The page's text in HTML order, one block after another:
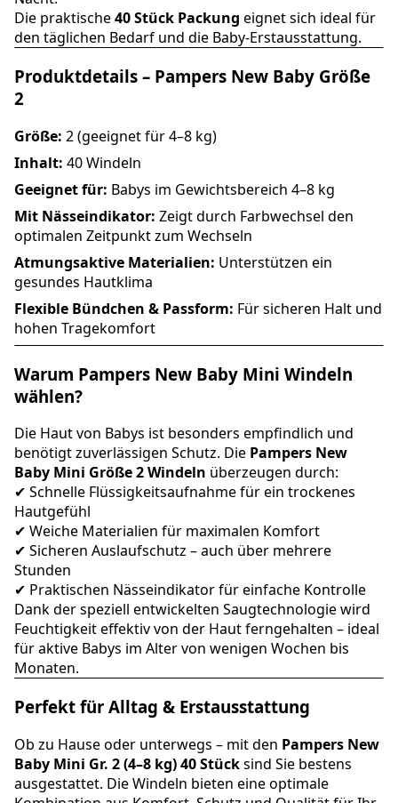
Die praktische40 Stück Packung eignet sich ideal für
den täglichen Bedarf und die Baby-Erstausstattung.
Produktdetails – Pampers New Baby Größe
2
Größe: 2 (geeignet für 4–8 kg)
Inhalt: 40 Windeln
Geeignet für: Babys im Gewichtsbereich 4–8 kg
Mit Nässeindikator: Zeigt durch Farbwechsel den
optimalen Zeitpunkt zum Wechseln
Atmungsaktive Materialien: Unterstützen ein
gesundes Hautklima
Flexible Bündchen & Passform: Für sicheren Halt und
hohen Tragekomfort
Warum Pampers New Baby Mini Windeln
wählen?
Die Haut von Babys ist besonders empfindlich und
benötigt zuverlässigen Schutz. Die Pampers New
Baby Mini Größe 2 Windeln überzeugen durch:
✔ Schnelle Flüssigkeitsaufnahme für ein trockenes
Hautgefühl
✔ Weiche Materialien für maximalen Komfort
✔ Sicheren Auslaufschutz – auch über mehrere
Stunden
✔ Praktischen Nässeindikator für einfache Kontrolle
Dank der speziell entwickelten Saugtechnologie wird
Feuchtigkeit effektiv von der Haut ferngehalten – ideal
für aktive Babys im Alter von wenigen Wochen bis
Monaten.
Perfekt für Alltag & Erstausstattung
Ob zu Hause oder unterwegs – mit den Pampers New
Baby Mini Gr. 2 (4–8 kg) 40 Stücksind Sie bestens
ausgestattet. Die Windeln bieten eine optimale